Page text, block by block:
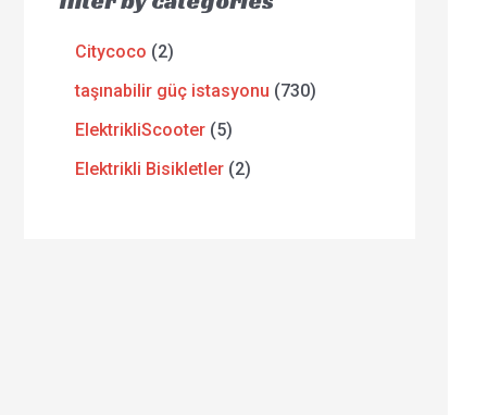
Citycoco 2
taşınabilir güç istasyonu 730
ElektrikliScooter 5
Elektrikli Bisikletler 2